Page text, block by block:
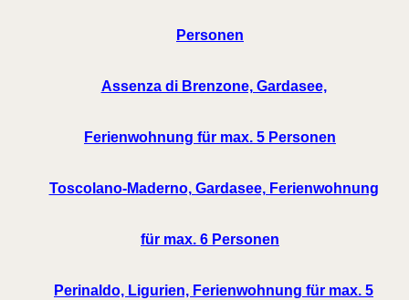
Personen
Assenza di Brenzone, Gardasee,
Ferienwohnung für max. 5 Personen
Toscolano-Maderno, Gardasee, Ferienwohnung
für max. 6 Personen
Perinaldo, Ligurien, Ferienwohnung für max. 5